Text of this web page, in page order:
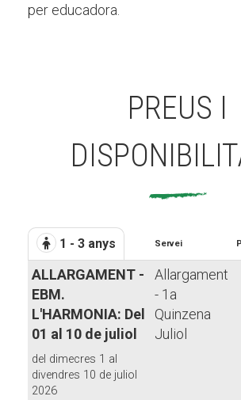
per educadora.
PREUS I
1 - 3 anys Servei
ALLARGAMENT -
EBM.
L'HARMONIA: Del
01 al 10 de juliol
del dimecres 1 al
divendres 10 de juliol
2026
Allargament
- 1a
Quinzena
Juliol